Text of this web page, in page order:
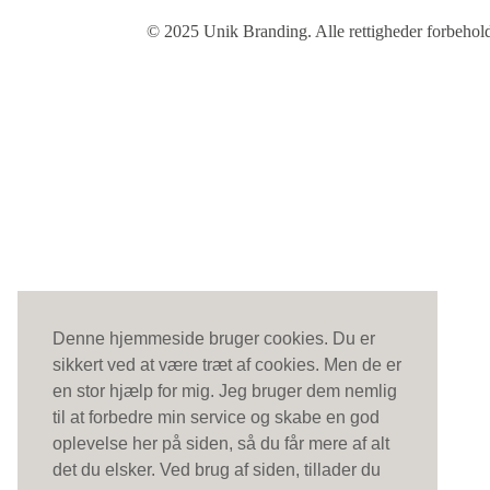
Denne hjemmeside bruger cookies. Du er
sikkert ved at være træt af cookies. Men de er
en stor hjælp for mig. Jeg bruger dem nemlig
til at forbedre min service og skabe en god
oplevelse her på siden, så du får mere af alt
det du elsker. Ved brug af siden, tillader du
© 2025 Unik Branding. Alle rettigheder